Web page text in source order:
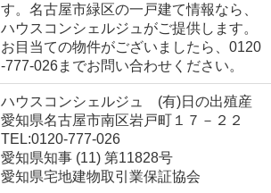
す。名古屋市緑区の一戸建て情報なら、
ハウスコンシェルジュがご提供します。
お目当ての物件がございましたら、0120
-777-026までお問い合わせください。
ハウスコンシェルジュ (有)日の出殖産
愛知県名古屋市南区岩戸町１７－２２
TEL:0120-777-026
愛知県知事 (11) 第11828号
愛知県宅地建物取引業保証協会